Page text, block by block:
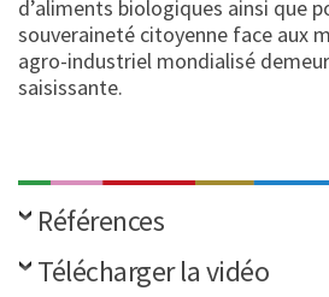
d’aliments biologiques ainsi que
souveraineté citoyenne face aux
agro-industriel mondialisé
saisissante.
Références
Télécharger la vidéo